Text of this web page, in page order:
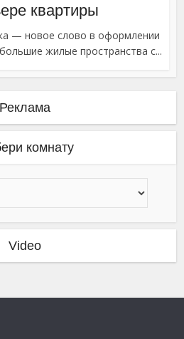
квартиры
— новое слово в оформлении
жилые пространства с...
Реклама
комнату
Video